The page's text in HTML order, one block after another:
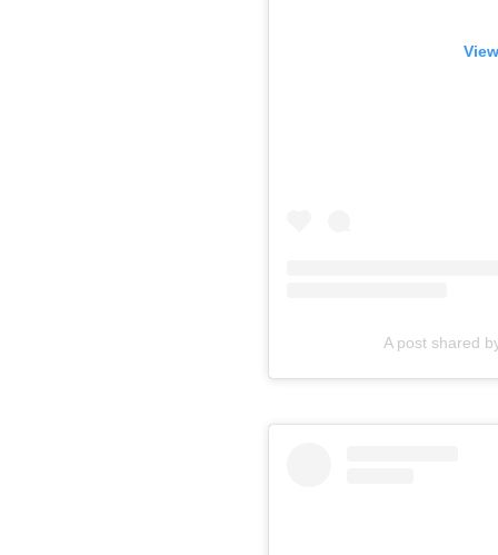
A post shared